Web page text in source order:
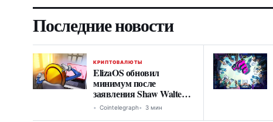
Последние новости
КРИПТОВАЛЮТЫ
ElizaOS обновил
минимум после
заявления Shaw Walters
о прекращении
поддержки токена
Cointelegraph 3 мин